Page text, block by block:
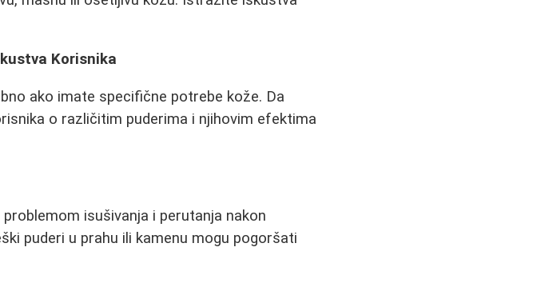
Korisnika
ako imate specifične potrebe kože. Da
o različitim puderima i njihovim efektima
isušivanja i perutanja nakon
puderi u prahu ili kamenu mogu pogoršati